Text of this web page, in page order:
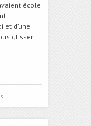
école
et d’une
glisser